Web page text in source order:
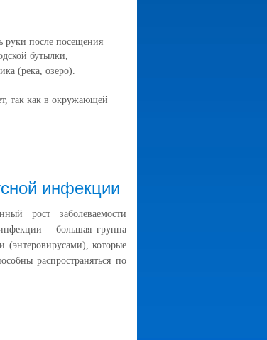
руки после посещения
бутылки,
(река, озеро).
так как в окружающей
инфекции
рост заболеваемости
– большая группа
которые
распространяться по